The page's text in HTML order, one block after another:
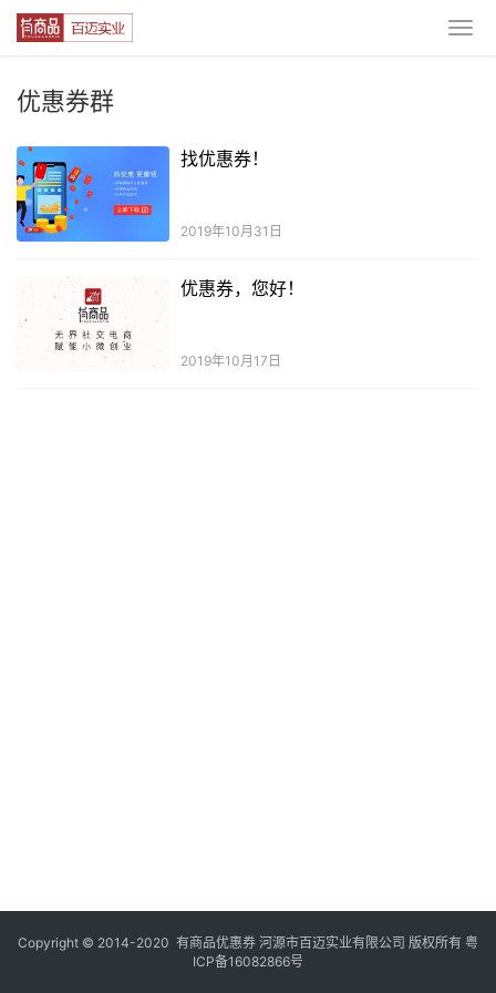
优惠券群
找优惠券！
2019年10月31日
优惠券，您好！
2019年10月17日
Copyright © 2014-2020 有商品优惠券 河源市百迈实业有限公司 版权所有 粤
ICP备16082866号